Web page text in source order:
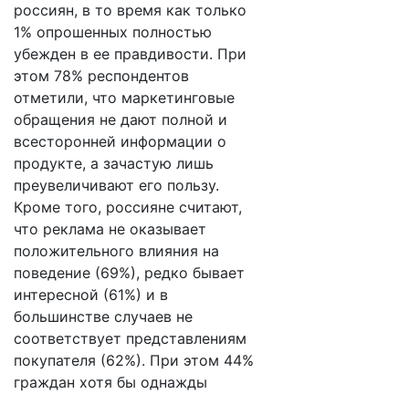
россиян, в то время как только
1% опрошенных полностью
убежден в ее правдивости. При
этом 78% респондентов
отметили, что маркетинговые
обращения не дают полной и
всесторонней информации о
продукте, а зачастую лишь
преувеличивают его пользу.
Кроме того, россияне считают,
что реклама не оказывает
положительного влияния на
поведение (69%), редко бывает
интересной (61%) и в
большинстве случаев не
соответствует представлениям
покупателя (62%). При этом 44%
граждан хотя бы однажды